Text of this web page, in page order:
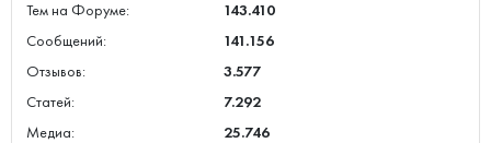
Тем на Форуме:
143.410
Сообщений:
141.156
Отзывов:
3.577
Статей:
7.292
Медиа:
25.746